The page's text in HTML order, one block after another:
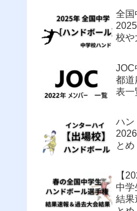
全国
校や
JOC
都道
表一
ハン
とめ
【
中
結果